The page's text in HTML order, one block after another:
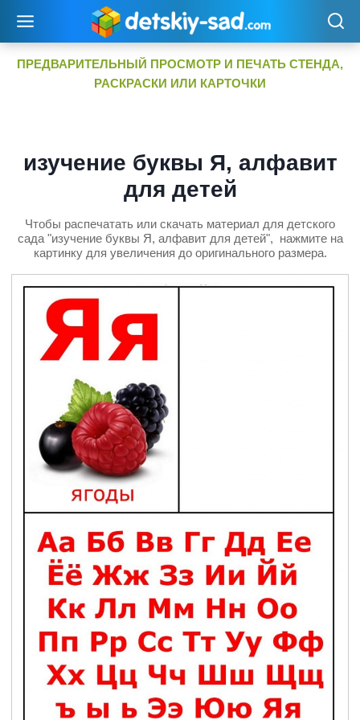
содержимому
ПРЕДВАРИТЕЛЬНЫЙ ПРОСМОТР И ПЕЧАТЬ СТЕНДА,
РАСКРАСКИ ИЛИ КАРТОЧКИ
изучение буквы Я, алфавит
для детей
Чтобы распечатать или скачать материал для детского
сада "изучение буквы Я, алфавит для детей", нажмите на
картинку для увеличения до оригинального размера.